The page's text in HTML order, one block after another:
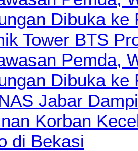
Tower BTS
Pemda,
Dibuka ke